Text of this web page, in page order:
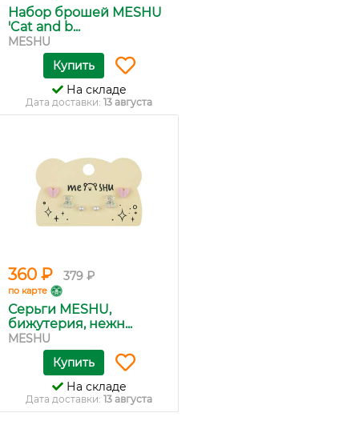
Набор брошей MESHU
'Cat and b...
MESHU
Купить
На складе
Дата доставки: 13 августа
360 ₽ 379 ₽
по карте
Серьги MESHU,
бижутерия, нежн...
MESHU
Купить
На складе
Дата доставки: 13 августа